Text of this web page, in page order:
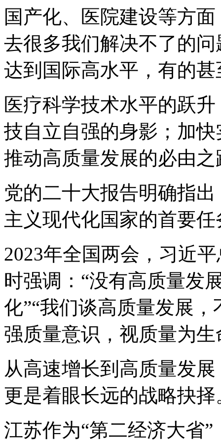
国产化、医院建设等方
去很多我们解决不了的
达到国际高水平，有的
医疗科学技术水平的跃
技自立自强的身影；加
推动高质量发展的必由之
党的二十大报告明确指
主义现代化国家的首要任
2023年全国两会，习近
时强调：“没有高质量发
化”“我们谈高质量发展
强质量意识，视质量为
从高速增长到高质量发
更是着眼长远的战略抉择
江苏作为“第二经济大省